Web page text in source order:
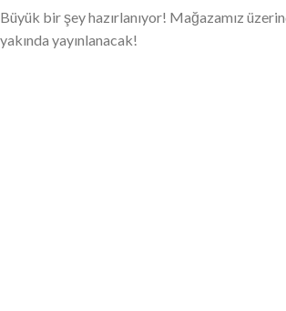
Büyük bir şey hazırlanıyor! Mağazamız
yakında yayınlanacak!